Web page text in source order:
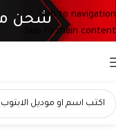
Skip to navigation
Skip to main content
شحن